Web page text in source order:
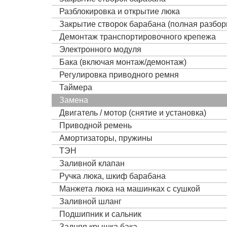
Разблокировка и открытие люка
Закрытие створок барабана (полная
Демонтаж транспортировочного крепежа
Электронного модуля
Бака (включая монтаж/демонтаж)
Регулировка приводного ремня
Таймера
Замена
Двигатель / мотор (снятие и установка)
Приводной ремень
Амортизаторы, пружины
ТЭН
Заливной клапан
Ручка люка, шкиф барабана
Манжета люка на машинках с сушкой
Заливной шланг
Подшипник и сальник